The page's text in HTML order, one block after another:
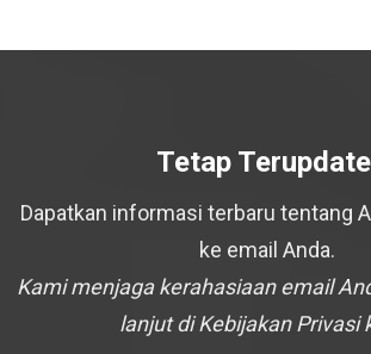
Tetap
Dapatkan informasi terbaru tentang
ke email Anda.
Kami menjaga kerahasiaan email
lanjut di Kebijakan Privasi